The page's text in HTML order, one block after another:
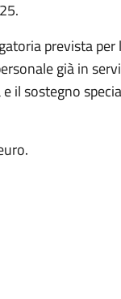
prevista per
già in
il sostegno